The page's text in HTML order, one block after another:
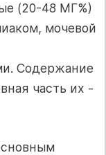
(20-48 МГ%)
мочевой
Содержание
часть их -